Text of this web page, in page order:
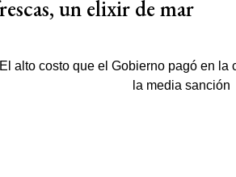
un elixir de mar